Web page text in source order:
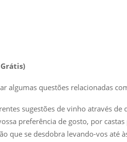
algumas questões relacionadas
sugestões de vinho através
preferência de gosto, por
que se desdobra levando-vos até